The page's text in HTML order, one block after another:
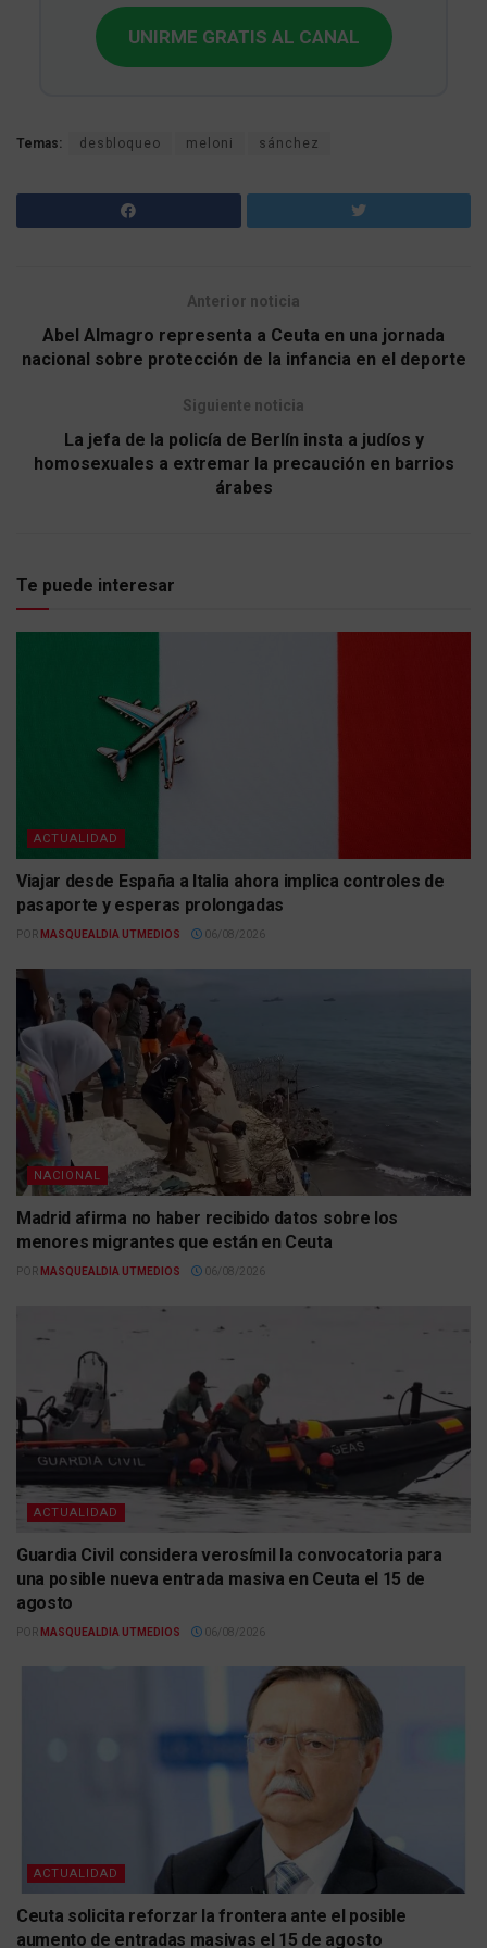
UNIRME GRATIS AL CANAL
Temas: desbloqueo meloni sánchez
Anterior noticia
Abel Almagro representa a Ceuta en una jornada
nacional sobre protección de la infancia en el deporte
Siguiente noticia
La jefa de la policía de Berlín insta a judíos y
homosexuales a extremar la precaución en barrios
árabes
Te puede interesar
ACTUALIDAD
Viajar desde España a Italia ahora implica controles de
pasaporte y esperas prolongadas
POR MASQUEALDIA UTMEDIOS 06/08/2026
NACIONAL
Madrid afirma no haber recibido datos sobre los
menores migrantes que están en Ceuta
POR MASQUEALDIA UTMEDIOS 06/08/2026
ACTUALIDAD
Guardia Civil considera verosímil la convocatoria para
una posible nueva entrada masiva en Ceuta el 15 de
agosto
POR MASQUEALDIA UTMEDIOS 06/08/2026
ACTUALIDAD
Ceuta solicita reforzar la frontera ante el posible
aumento de entradas masivas el 15 de agosto